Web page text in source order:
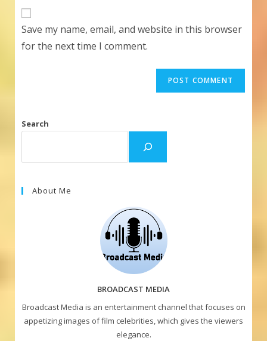
URL
(optional)
Save my name, email, and website in this browser
for the next time I comment.
Search
About Me
BROADCAST MEDIA
Broadcast Media is an entertainment channel that focuses on
appetizing images of film celebrities, which gives the viewers
elegance.